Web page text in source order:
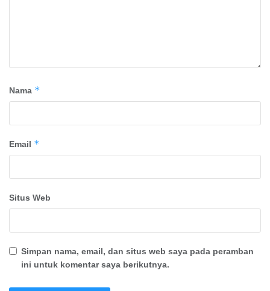
Nama *
Email *
Situs Web
Simpan nama, email, dan situs web saya pada peramban
ini untuk komentar saya berikutnya.